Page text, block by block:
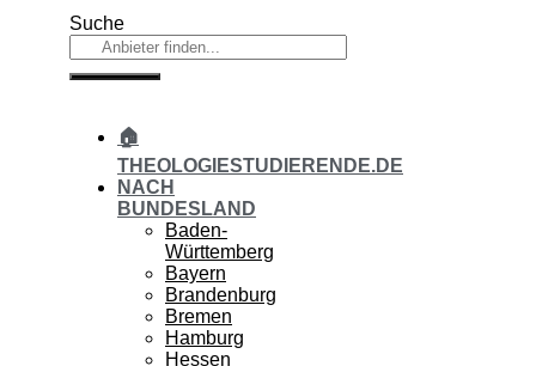
Suche
🏠
THEOLOGIESTUDIERENDE.DE
NACH
BUNDESLAND
Baden-
Württemberg
Bayern
Brandenburg
Bremen
Hamburg
Hessen